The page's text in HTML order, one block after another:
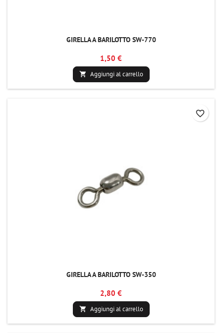
GIRELLA A BARILOTTO SW-770
1,50 €
 Aggiungi al carrello
GIRELLA A BARILOTTO SW-350
2,80 €
 Aggiungi al carrello
favorite_border